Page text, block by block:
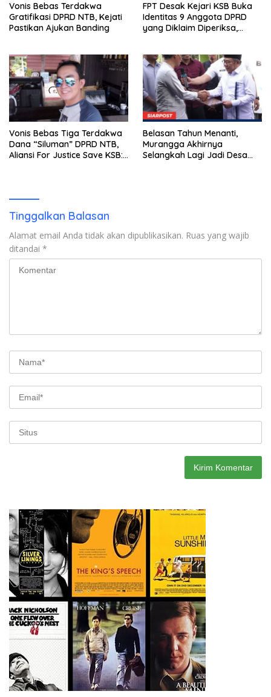
Vonis Bebas Terdakwa
Gratifikasi DPRD NTB, Kejati
Pastikan Ajukan Banding
FPT Desak Kejari KSB Buka
Identitas 9 Anggota DPRD
yang Diklaim Diperiksa,
Vonis Bebas Tiga Terdakwa
Dana “Siluman” DPRD NTB,
Aliansi For Justice Save KSB:
Belasan Tahun Menanti,
Murangga Akhirnya
Selangkah Lagi Jadi Desa
Tinggalkan Balasan
Alamat email Anda tidak akan dipublikasikan. Ruas yang wajib
ditandai *